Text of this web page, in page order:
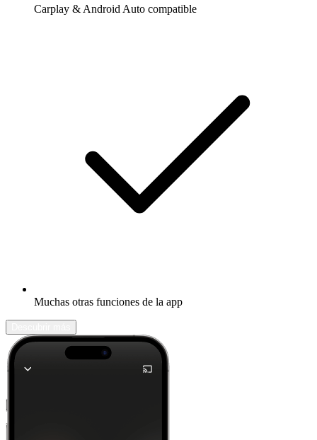
Carplay & Android Auto compatible
Muchas otras funciones de la app